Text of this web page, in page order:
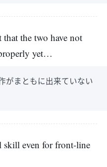
the two have not
yet…
がまともに出来ていない
skill even for front-line